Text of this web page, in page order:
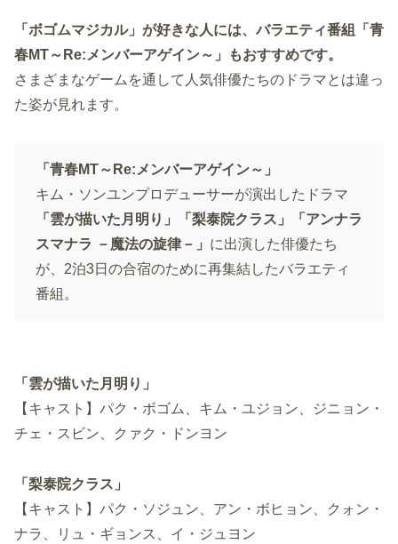
「ボゴムマジカル」が好きな人には、バラエティ番組「青
春MT～Re:メンバーアゲイン～」もおすすめです。
さまざまなゲームを通して人気俳優たちのドラマとは違っ
た姿が見れます。
「青春MT～Re:メンバーアゲイン～」
キム・ソンユンプロデューサーが演出したドラマ
「雲が描いた月明り」「梨泰院クラス」「アンナラ
スマナラ －魔法の旋律－」 に出演した俳優たち
が、2泊3日の合宿のために再集結したバラエティ
番組。
「雲が描いた月明り」
【キャスト】パク・ボゴム、キム・ユジョン、ジニョン・
チェ・スビン、クァク・ドンヨン
「梨泰院クラス」
【キャスト】パク・ソジュン、アン・ボヒョン、クォン・
ナラ、リュ・ギョンス、イ・ジュヨン